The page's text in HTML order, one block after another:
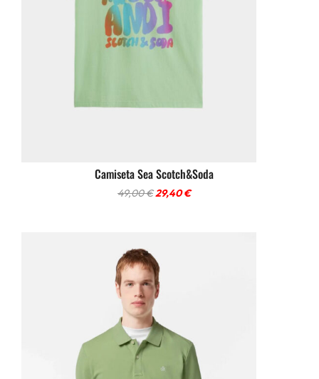
Camiseta Sea Scotch&Soda
49,00€El
49,00 €.
29,40€El